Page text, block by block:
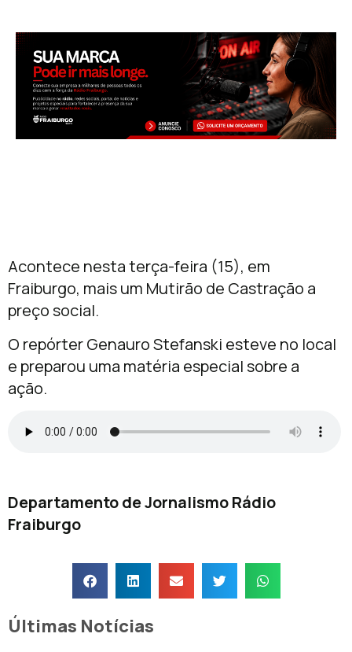
Acontece nesta terça-feira (15), em
Fraiburgo, mais um Mutirão de Castração a
preço social.
O repórter Genauro Stefanski esteve no local
e preparou uma matéria especial sobre a
ação.
Departamento de Jornalismo Rádio
Fraiburgo
Últimas Notícias